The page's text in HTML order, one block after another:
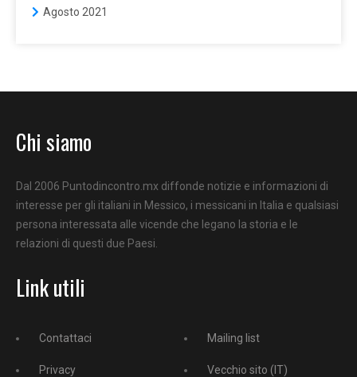
Agosto 2021
Chi siamo
Dal 2006 Puntodincontro.mx diffonde notizie e informazioni di
interesse per gli italiani in Messico, i messicani in Italia e qualsiasi
persona interessata alle vicende che legano la storia e le
relazioni di questi due Paesi.
Link utili
Contattaci
Privacy
Mailing list
Vecchio sito (IT)